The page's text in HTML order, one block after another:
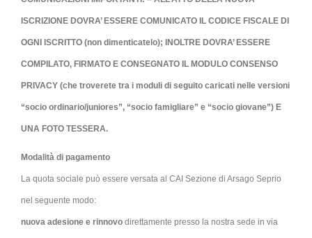
ISCRIZIONE DOVRA’ ESSERE COMUNICATO IL CODICE FISCALE DI
OGNI ISCRITTO (non dimenticatelo); INOLTRE DOVRA’ ESSERE
COMPILATO, FIRMATO E CONSEGNATO IL MODULO CONSENSO
PRIVACY (che troverete tra i moduli di seguito caricati nelle versioni
“socio ordinario/juniores”, “socio famigliare” e “socio giovane”) E
UNA FOTO TESSERA.
Modalità di pagamento
La quota sociale può essere versata al CAI Sezione di Arsago Seprio
nel seguente modo:
nuova adesione e rinnovo direttamente presso la nostra sede in via